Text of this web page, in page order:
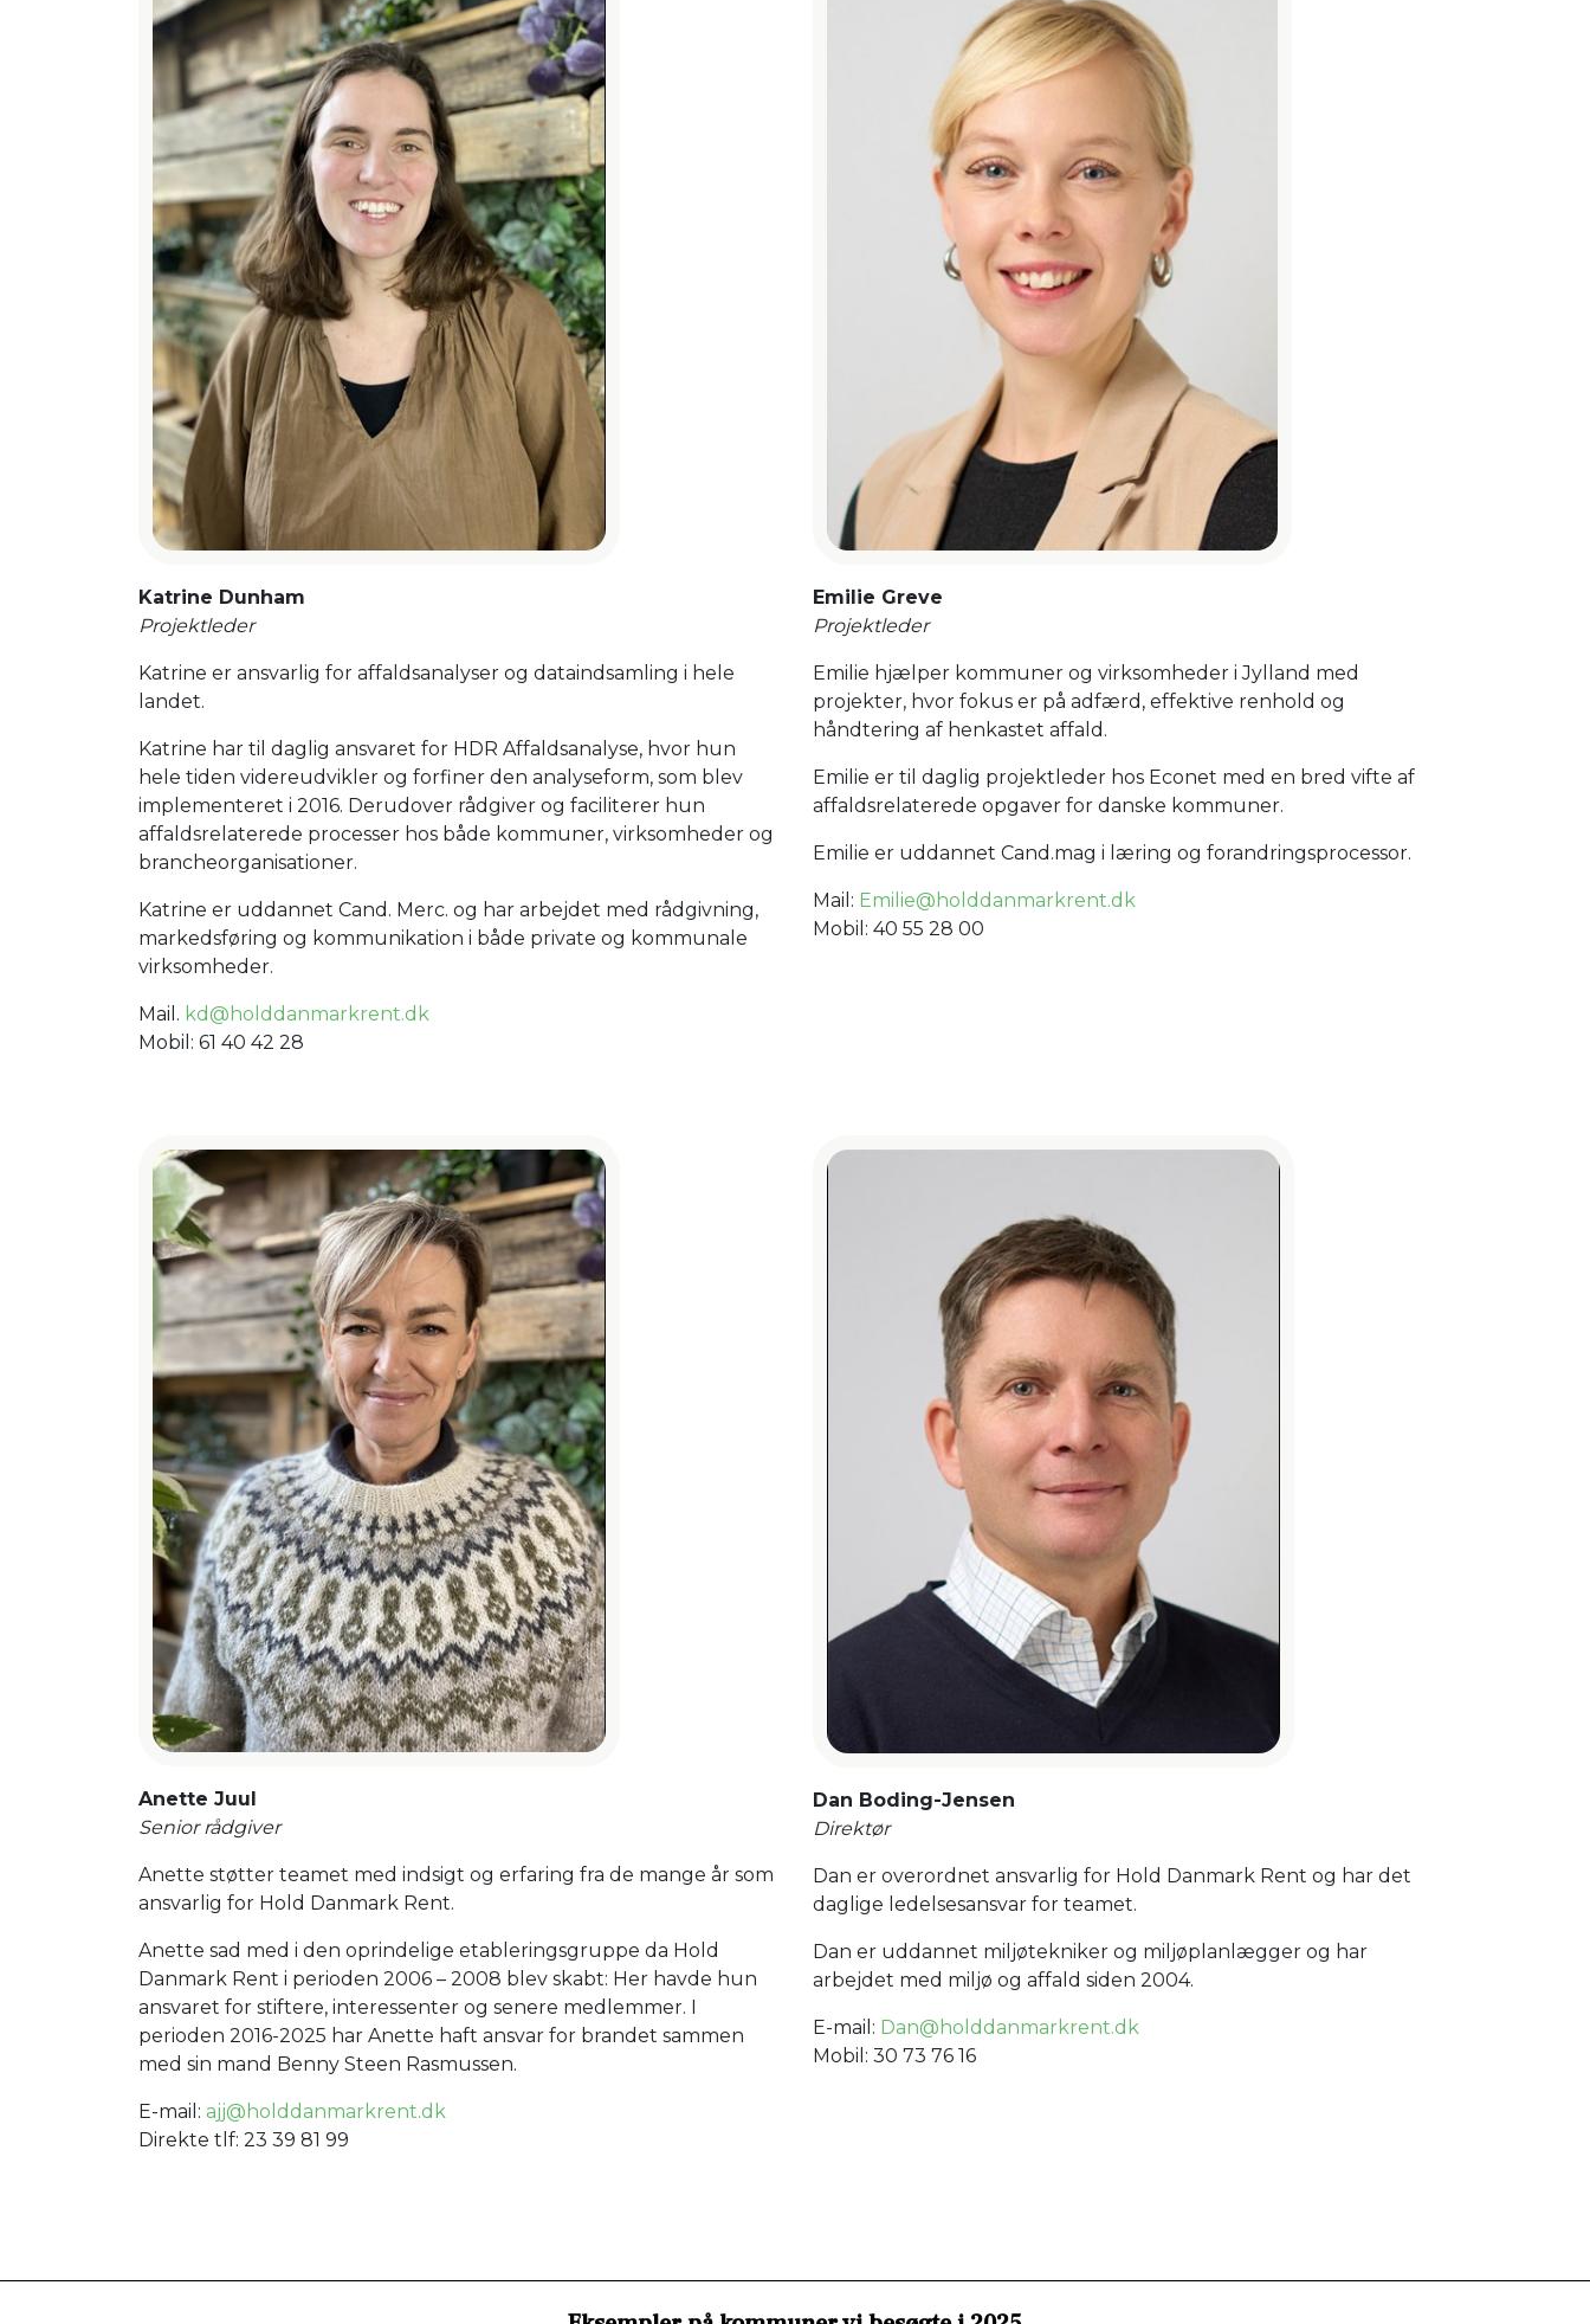
Katrine Dunham
Projektleder
Katrine er ansvarlig for affaldsanalyser og dataindsamling i hele
landet.
Katrine har til daglig ansvaret for HDR Affaldsanalyse, hvor hun
hele tiden videreudvikler og forfiner den analyseform, som blev
implementeret i 2016. Derudover rådgiver og faciliterer hun
affaldsrelaterede processer hos både kommuner, virksomheder og
brancheorganisationer.
Katrine er uddannet Cand. Merc. og har arbejdet med rådgivning,
markedsføring og kommunikation i både private og kommunale
virksomheder.
Mail. kd@holddanmarkrent.dk
Mobil: 61 40 42 28
Emilie Greve
Projektleder
Emilie hjælper kommuner og virksomheder i Jylland med
projekter, hvor fokus er på adfærd, effektive renhold og
håndtering af henkastet affald.
Emilie er til daglig projektleder hos Econet med en bred vifte af
affaldsrelaterede opgaver for danske kommuner.
Emilie er uddannet Cand.mag i læring og forandringsprocessor.
Mail: Emilie@holddanmarkrent.dk
Mobil: 40 55 28 00
Anette Juul
Senior rådgiver
Anette støtter teamet med indsigt og erfaring fra de mange år som
ansvarlig for Hold Danmark Rent.
Anette sad med i den oprindelige etableringsgruppe da Hold
Danmark Rent i perioden 2006 – 2008 blev skabt: Her havde hun
ansvaret for stiftere, interessenter og senere medlemmer. I
perioden 2016-2025 har Anette haft ansvar for brandet sammen
med sin mand Benny Steen Rasmussen.
E-mail: ajj@holddanmarkrent.dk
Direkte tlf: 23 39 81 99
Dan Boding-Jensen
Direktør
Dan er overordnet ansvarlig for Hold Danmark Rent og har det
daglige ledelsesansvar for teamet.
Dan er uddannet miljøtekniker og miljøplanlægger og har
arbejdet med miljø og affald siden 2004.
E-mail: Dan@holddanmarkrent.dk
Mobil: 30 73 76 16